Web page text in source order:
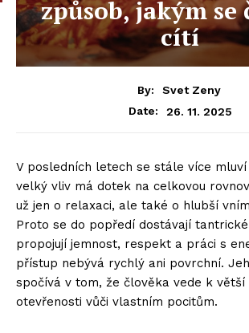
způsob, jakým se
cítí
By:
Svet Zeny
Date:
26. 11. 2025
V posledních letech se stále více
velký vliv má dotek na celkovou
už jen o relaxaci, ale také o hlubší
Proto se do popředí dostávají
propojují jemnost, respekt a práci s
přístup nebývá rychlý ani povrchní.
spočívá v tom, že člověka vede k
otevřenosti vůči vlastním pocitům.